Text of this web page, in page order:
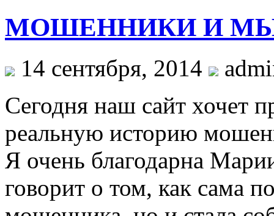
МОШЕННИКИ И
14 сентября, 2014
Сегодня наш сайт хочет
реальную историю
Я очень благодарна
говорит о том, как сама